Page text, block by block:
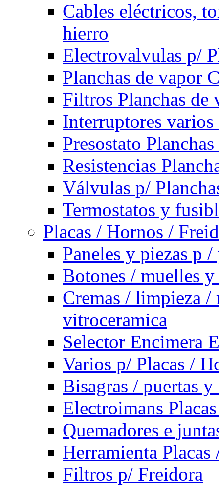
Cables eléctricos,
hierro
Electrovalvulas p/
Planchas de vapor
Filtros Planchas de
Interruptores varios
Presostato
Resistencias
Válvulas p/
Termostatos y
Placas / Hornos /
Paneles y piezas p
Botones / muelles
Cremas / limpieza /
vitroceramica
Selector Encimera
Varios p/ Placas /
Bisagras / puertas y
Electroimans
Quemadores e
Herramienta
Filtros p/ Freidora